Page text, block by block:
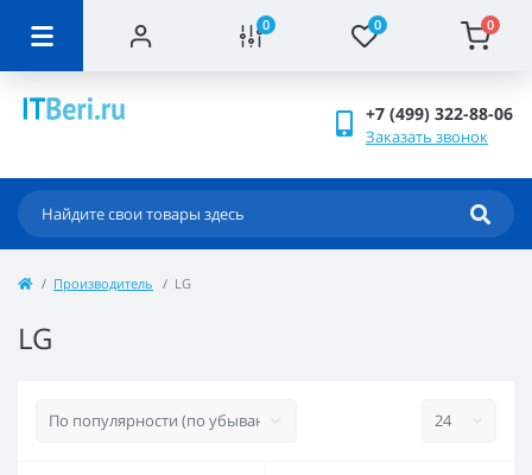
0 0 0
+7 (499) 322-88-06
Заказать звонок
Производитель LG
LG